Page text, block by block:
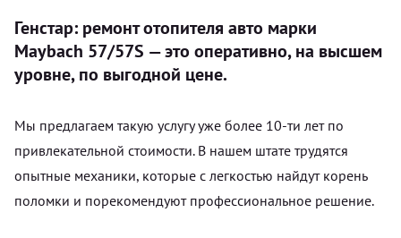
Генстар: ремонт отопителя авто марки
Maybach 57/57S — это оперативно, на высшем
уровне, по выгодной цене.
Мы предлагаем такую услугу уже более 10-ти лет по
привлекательной стоимости. В нашем штате трудятся
опытные механики, которые с легкостью найдут корень
поломки и порекомендуют профессиональное решение.